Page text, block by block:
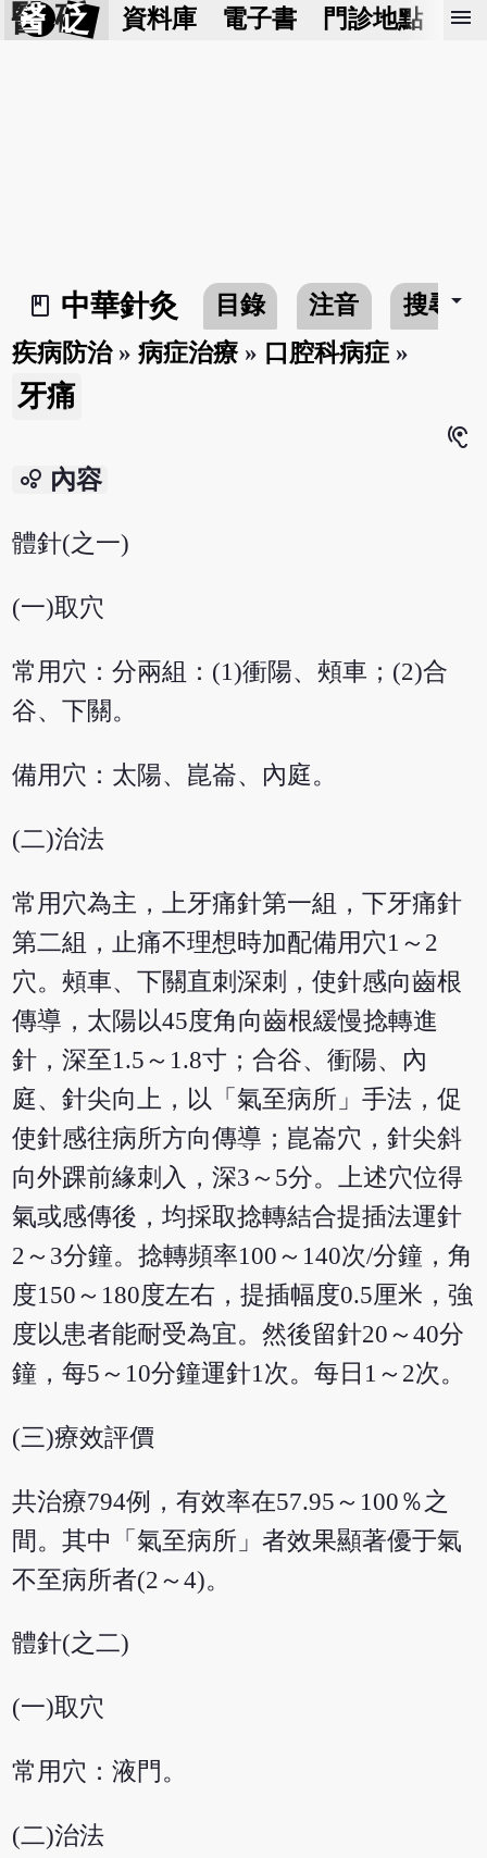
醫 砭 資料庫 電子書 門診地點 預
menu
book_2
中華針灸 目錄 注音 搜尋arrow_drop_down
疾病防治»病症治療» 口腔科病症 »
牙痛
hearing
bubble_chart 內容
體針(之一)
(一)取穴
常用穴：分兩組：(1)衝陽、頰車；(2)合
谷、下關。
備用穴：太陽、崑崙、內庭。
(二)治法
常用穴為主，上牙痛針第一組，下牙痛針
第二組，止痛不理想時加配備用穴1～2
穴。頰車、下關直刺深刺，使針感向齒根
傳導，太陽以45度角向齒根緩慢捻轉進
針，深至1.5～1.8寸；合谷、衝陽、內
庭、針尖向上，以「氣至病所」手法，促
使針感往病所方向傳導；崑崙穴，針尖斜
向外踝前緣刺入，深3～5分。上述穴位得
氣或感傳後，均採取捻轉結合提插法運針
2～3分鐘。捻轉頻率100～140次/分鐘，角
度150～180度左右，提插幅度0.5厘米，強
度以患者能耐受為宜。然後留針20～40分
鐘，每5～10分鐘運針1次。每日1～2次。
(三)療效評價
共治療794例，有效率在57.95～100％之
間。其中「氣至病所」者效果顯著優于氣
不至病所者(2～4)。
體針(之二)
(一)取穴
常用穴：液門。
(二)治法